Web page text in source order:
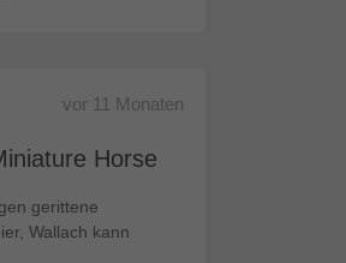
Horse - Stute
vor 11 Monaten
gerittene
Wallach kann